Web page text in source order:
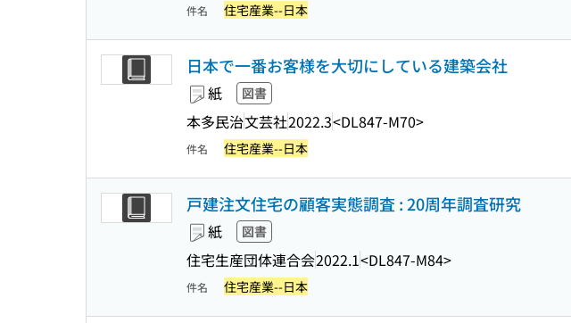
件名 住宅産業--日本
日本で一番お客様を大切にしている建築会社
紙 図書
本多民治文芸社2022.3<DL847-M70>
件名 住宅産業--日本
戸建注文住宅の顧客実態調査 : 20周年調査研究
紙 図書
住宅生産団体連合会2022.1<DL847-M84>
件名 住宅産業--日本